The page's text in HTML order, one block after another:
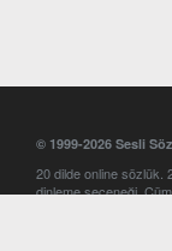
© 1999-2026 Sesli
20 dilde online sözlük.
dinleme seçeneği.